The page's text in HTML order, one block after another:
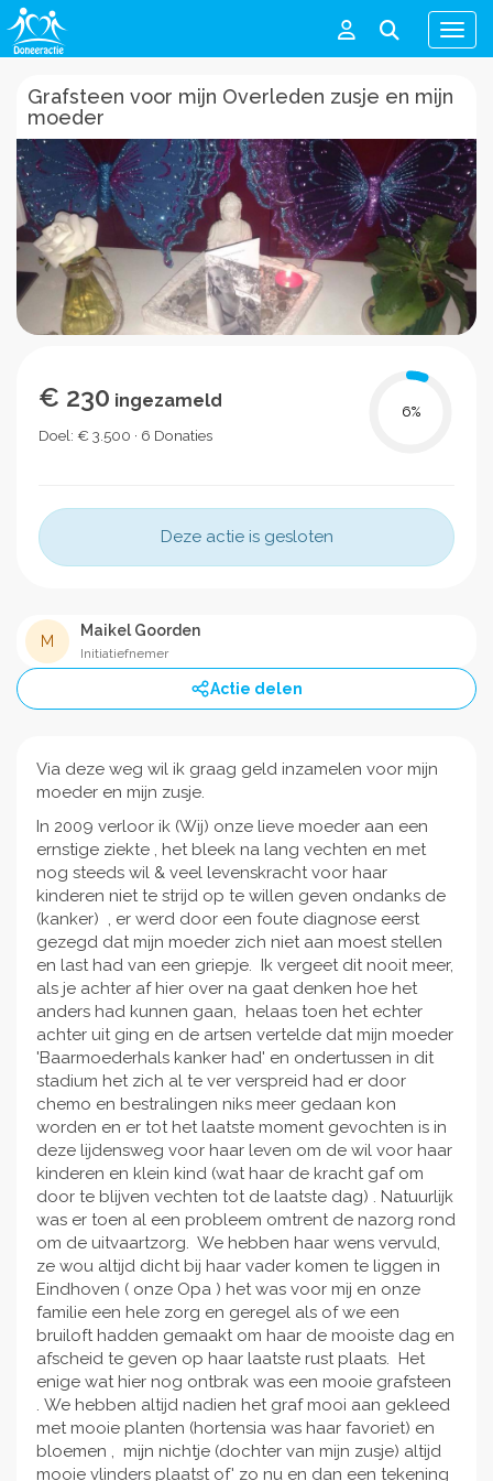
Menu
Grafsteen voor mijn Overleden zusje en mijn
moeder
€ 230 ingezameld
Doel: € 3.500 · 6 Donaties
6%
Deze actie is gesloten
M
Maikel Goorden
Initiatiefnemer
Actie delen
Via deze weg wil ik graag geld inzamelen voor mijn
moeder en mijn zusje.
In 2009 verloor ik (Wij) onze lieve moeder aan een
ernstige ziekte , het bleek na lang vechten en met
nog steeds wil & veel levenskracht voor haar
kinderen niet te strijd op te willen geven ondanks de
(kanker) , er werd door een foute diagnose eerst
gezegd dat mijn moeder zich niet aan moest stellen
en last had van een griepje. Ik vergeet dit nooit meer,
als je achter af hier over na gaat denken hoe het
anders had kunnen gaan, helaas toen het echter
achter uit ging en de artsen vertelde dat mijn moeder
'Baarmoederhals kanker had' en ondertussen in dit
stadium het zich al te ver verspreid had er door
chemo en bestralingen niks meer gedaan kon
worden en er tot het laatste moment gevochten is in
deze lijdensweg voor haar leven om de wil voor haar
kinderen en klein kind (wat haar de kracht gaf om
door te blijven vechten tot de laatste dag) . Natuurlijk
was er toen al een probleem omtrent de nazorg rond
om de uitvaartzorg. We hebben haar wens vervuld,
ze wou altijd dicht bij haar vader komen te liggen in
Eindhoven ( onze Opa ) het was voor mij en onze
familie een hele zorg en geregel als of we een
bruiloft hadden gemaakt om haar de mooiste dag en
afscheid te geven op haar laatste rust plaats. Het
enige wat hier nog ontbrak was een mooie grafsteen
. We hebben altijd nadien het graf mooi aan gekleed
met mooie planten (hortensia was haar favoriet) en
bloemen , mijn nichtje (dochter van mijn zusje) altijd
mooie vlinders plaatst of' zo nu en dan een tekening